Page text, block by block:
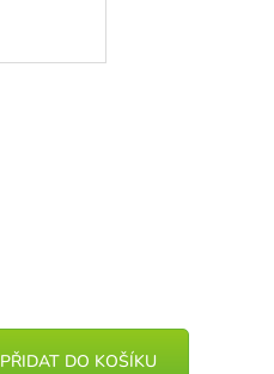
PŘIDAT DO KOŠÍKU